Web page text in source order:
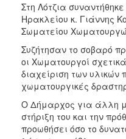
2021
2020
2019
2018
2017
2015
2013
Στη Λότζια
Ηρακλείου κ. Γιάννης
Σωματείου
Συζήτησαν το σοβαρό
οι Χωματουργοί
διαχείριση των υλικών
χωματουργικές
Ο Δήμαρχος για άλλη
στήριξη του και την
προωθήσει όσο το